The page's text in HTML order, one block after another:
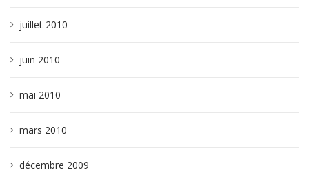
juillet 2010
juin 2010
mai 2010
mars 2010
décembre 2009